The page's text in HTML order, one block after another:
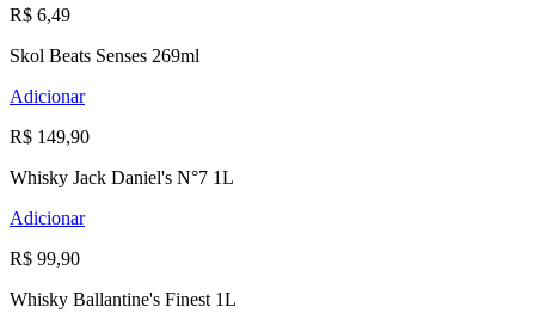
R$ 6,49
Skol Beats Senses 269ml
Adicionar
R$ 149,90
Whisky Jack Daniel's N°7 1L
Adicionar
R$ 99,90
Whisky Ballantine's Finest 1L